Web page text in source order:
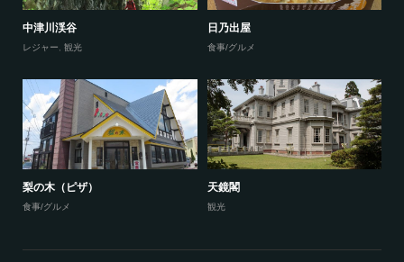
中津川渓谷
レジャー, 観光
日乃出屋
食事/グルメ
梨の木（ピザ）
食事/グルメ
天鏡閣
観光